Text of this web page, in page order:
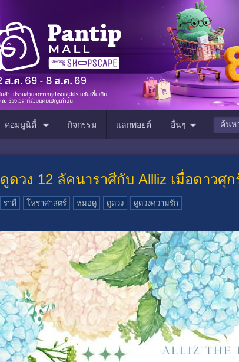
คอมมูนิตี้ กิจกรรม แลกพอยต์ อื่นๆ
ดูดวง 12 ลัคนาราศีกับ Allliz เมื่อดาวศุ
ราศี โหราศาสตร์ หมอดู ดูดวง ดูดวงความรัก